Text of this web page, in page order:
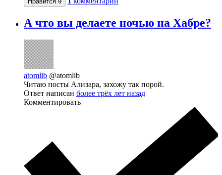
А что вы делаете ночью на Хабре?
atomlib @atomlib
Читаю посты Ализара, захожу так порой.
Ответ написан более трёх лет назад
Комментировать